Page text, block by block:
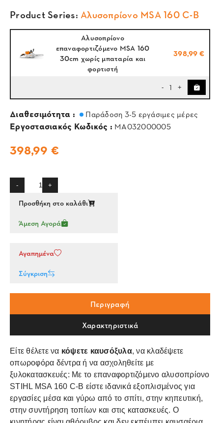
Product Series: Αλυσοπρίονο MSA 160 C-B
Αλυσοπρίονο
επαναφορτιζόμενο MSA 160
30cm χωρίς μπαταρία και
φορτιστή
398,99 €
- 1 +
Διαθεσιμότητα : Παράδοση 3-5 εργάσιμες μέρες
Εργοστασιακός Κωδικός : MA032000005
398,99 €
- +
Προσθήκη στο καλάθι
Άμεση Αγορά
Αγαπημένα
Σύγκριση
Περιγραφή
Χαρακτηριστικά
Είτε θέλετε να κόψετε καυσόξυλα, να κλαδέψετε
οπωροφόρα δέντρα ή να ασχοληθείτε με
ξυλοκατασκευές: Με το επαναφορτιζόμενο αλυσοπρίονο
STIHL MSA 160 C-B είστε ιδανικά εξοπλισμένος για
εργασίες μέσα και γύρω από το σπίτι, στην κηπευτική,
στην συντήρηση τοπίων και στις κατασκευές. Ο